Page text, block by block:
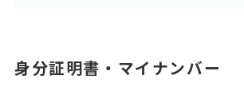
身分証明書・マイナンバー